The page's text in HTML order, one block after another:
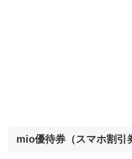
mio優待券（スマホ割引